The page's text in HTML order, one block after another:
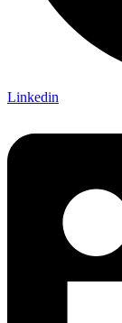
Linkedin